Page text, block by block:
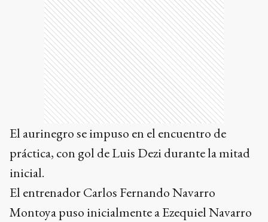
El aurinegro se impuso en el encuentro de
práctica, con gol de Luis Dezi durante la mitad
inicial.
El entrenador Carlos Fernando Navarro
Montoya puso inicialmente a Ezequiel Navarro